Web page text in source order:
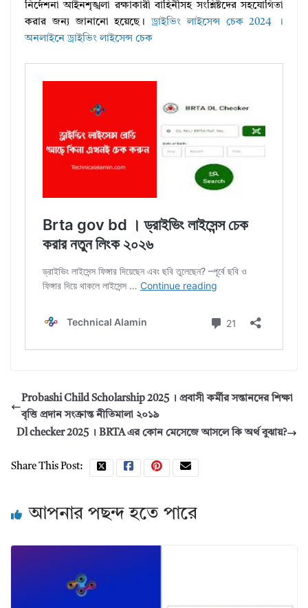
নির্দেশনা আইনশৃঙ্খলা রক্ষাকারী বাহিনীসহ সংশ্লিষ্টদের সহযোগিতা
করার জন্য জানানো হয়েছে।ড্রাইভিং লাইসেন্স চেক 2024 ।
অনলাইনে ড্রাইভিং লাইসেন্স চেক
Probashi Child Scholarship 2025 । প্রবাসী কর্মীর সন্তানদের শিক্ষা
বৃত্তি প্রদান সংক্রান্ত নীতিমালা ২০১৯
Dl checker 2025 । BRTA এর কোন মেসেজে আসলে কি অর্থ বুঝায়?
Share This Post:
আপনার পছন্দ হতে পারে